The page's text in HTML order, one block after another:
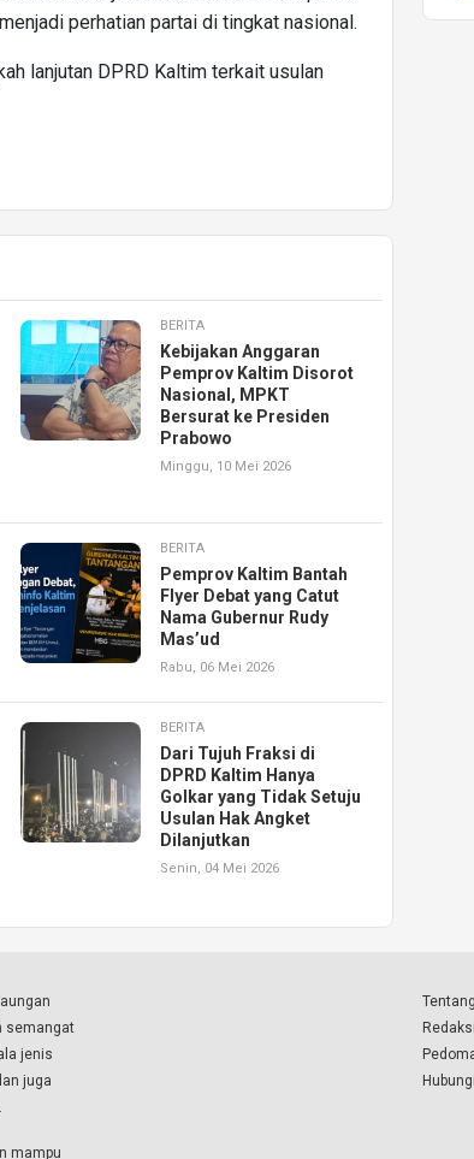
perhatian partai di tingkat nasional.
lanjutan DPRD Kaltim terkait usulan
BERITA
Kebijakan Anggaran
Pemprov Kaltim Disorot
Nasional, MPKT
Bersurat ke Presiden
Prabowo
Minggu, 10 Mei 2026
BERITA
Pemprov Kaltim Bantah
Flyer Debat yang Catut
Nama Gubernur Rudy
Mas’ud
Rabu, 06 Mei 2026
BERITA
Dari Tujuh Fraksi di
DPRD Kaltim Hanya
Golkar yang Tidak Setuju
Usulan Hak Angket
Dilanjutkan
Senin, 04 Mei 2026
semangat
jenis
juga
mampu
Redaksi